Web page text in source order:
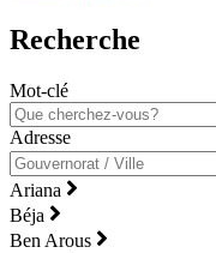
Recherche
Mot-clé
Adresse
Ariana
Béja
Ben Arous